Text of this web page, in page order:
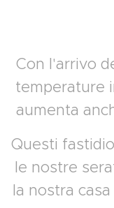
Con l'arrivo
temperature
aumenta
Questi
le nostre
la nostra